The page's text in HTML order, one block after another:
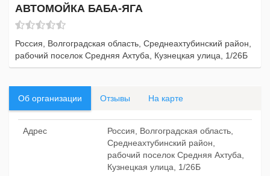
АВТОМОЙКА БАБА-ЯГА
Россия, Волгоградская область, Среднеахтубинский район,
рабочий поселок Средняя Ахтуба, Кузнецкая улица, 1/26Б
Об организации Отзывы На карте
Адрес
Россия, Волгоградская область,
Среднеахтубинский район,
рабочий поселок Средняя Ахтуба,
Кузнецкая улица, 1/26Б